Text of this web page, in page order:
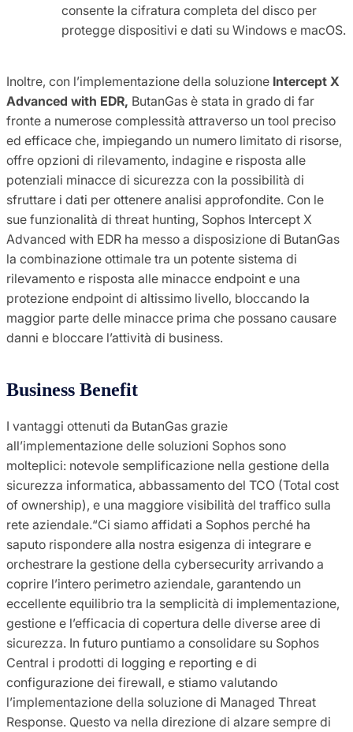
consente la cifratura completa del disco per
protegge dispositivi e dati su Windows e macOS.
Inoltre, con l’implementazione della soluzione Intercept X
Advanced with EDR, ButanGas è stata in grado di far
fronte a numerose complessità attraverso un tool preciso
ed efficace che, impiegando un numero limitato di risorse,
offre opzioni di rilevamento, indagine e risposta alle
potenziali minacce di sicurezza con la possibilità di
sfruttare i dati per ottenere analisi approfondite. Con le
sue funzionalità di threat hunting, Sophos Intercept X
Advanced with EDR ha messo a disposizione di ButanGas
la combinazione ottimale tra un potente sistema di
rilevamento e risposta alle minacce endpoint e una
protezione endpoint di altissimo livello, bloccando la
maggior parte delle minacce prima che possano causare
danni e bloccare l’attività di business.
Business Benefit
I vantaggi ottenuti da ButanGas grazie
all’implementazione delle soluzioni Sophos sono
molteplici: notevole semplificazione nella gestione della
sicurezza informatica, abbassamento del TCO (Total cost
of ownership), e una maggiore visibilità del traffico sulla
rete aziendale.“Ci siamo affidati a Sophos perché ha
saputo rispondere alla nostra esigenza di integrare e
orchestrare la gestione della cybersecurity arrivando a
coprire l’intero perimetro aziendale, garantendo un
eccellente equilibrio tra la semplicità di implementazione,
gestione e l’efficacia di copertura delle diverse aree di
sicurezza. In futuro puntiamo a consolidare su Sophos
Central i prodotti di logging e reporting e di
configurazione dei firewall, e stiamo valutando
l’implementazione della soluzione di Managed Threat
Response. Questo va nella direzione di alzare sempre di